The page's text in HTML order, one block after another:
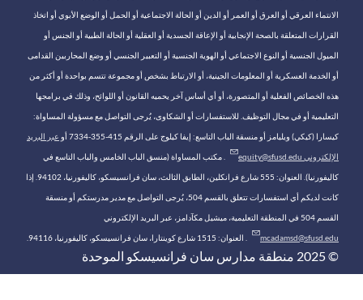
الانتماء العرقي أو العرق أو العمر أو الدين أو الحالة الاجتماعية أو الحمل أو الوضع الأبوي أو اتخاذ
القرارات المتعلقة بالصحة الإنجابية أو الإعاقة الجسدية أو العقلية أو الحالة الطبية أو الجنس أو
الميول الجنسية أو النوع الاجتماعي أو الهوية الجنسية أو التعبير الجنسي أو وضع المحاربين القدامى
أو الخدمة العسكرية أو المعلومات الجينية، أو الارتباط بشخص أو مجموعة تتسم بواحدة أو أكثر من
هذه الخصائص الفعلية أو المتصورة، أو أي أساس آخر يحميه القانون أو اللوائح، وذلك في برامجها
التعليمية أو في مجال التوظيف. للاستفسارات أو الشكاوى، يُرجى التواصل مع مسؤولة المساواة:
كيسارا (كيكي) ويليامز أو منسقة الباب التاسع: إيفا كيلوج على الرقم 415-355-7334 أو عبر البريد
الإلكتروني equity@sfusd.edu . مكتب المساواة (منسق الباب الخامس والباب التاسع في
كاليفورنيا). العنوان: 555 شارع فرانكلين، الطابق الثالث، سان فرانسيسكو، كاليفورنيا، 94102. إذا
كانت لديكم أي استفسارات تتعلق بالقسم 504، يُرجى التواصل مع مدير مدرستكم أو منسقة
القسم 504 في المنطقة التعليمية، ميشيل مكآدامز، عبر البريد الإلكتروني
mcadamsd@sfusd.edu . العنوان: 1515 شارع كوينتارا، سان فرانسيسكو، كاليفورنيا، 94116.
© 2025 منطقة مدارس سان فرانسيسكو الموحدة